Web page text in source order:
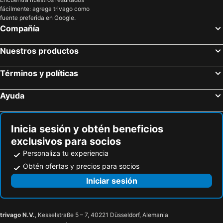
ProfilHotels Richmond
Hotel 9 små hjem
A Hotels City
Cottage Farm
Suite4You
Lütten Klein
Estación Binz
Fisketorvet
Ostseebad Binz
Puente de Binz
Palacio Slot Liselund
Statarmuseet
fácilmente: agrega trivago como
fuente preferida en Google.
Compañía
Nuestros productos
Términos y políticas
Ayuda
Inicia sesión y obtén beneficios
exclusivos para socios
Personaliza tu experiencia
Obtén ofertas y precios para socios
Iniciar sesión
trivago N.V., Kesselstraße 5 – 7, 40221 Düsseldorf, Alemania